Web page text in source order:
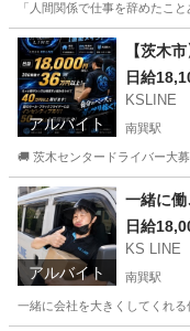
「人間関係で仕事を辞めたこ
大阪 大阪市 南巽駅
アルバイト
【茨木
日給
KSLINE
南巽駅
🚚 茨木センタードライバー大
大阪 大阪市 南巽駅
アルバイト
一緒に働
日給
KS LINE
南巽駅
一緒に会社を大きくしてくれ